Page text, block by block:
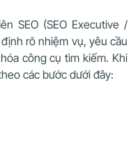
SEO (SEO Executive /
rõ nhiệm vụ, yêu cầu
công cụ tìm kiếm. Khi
các bước dưới đây: